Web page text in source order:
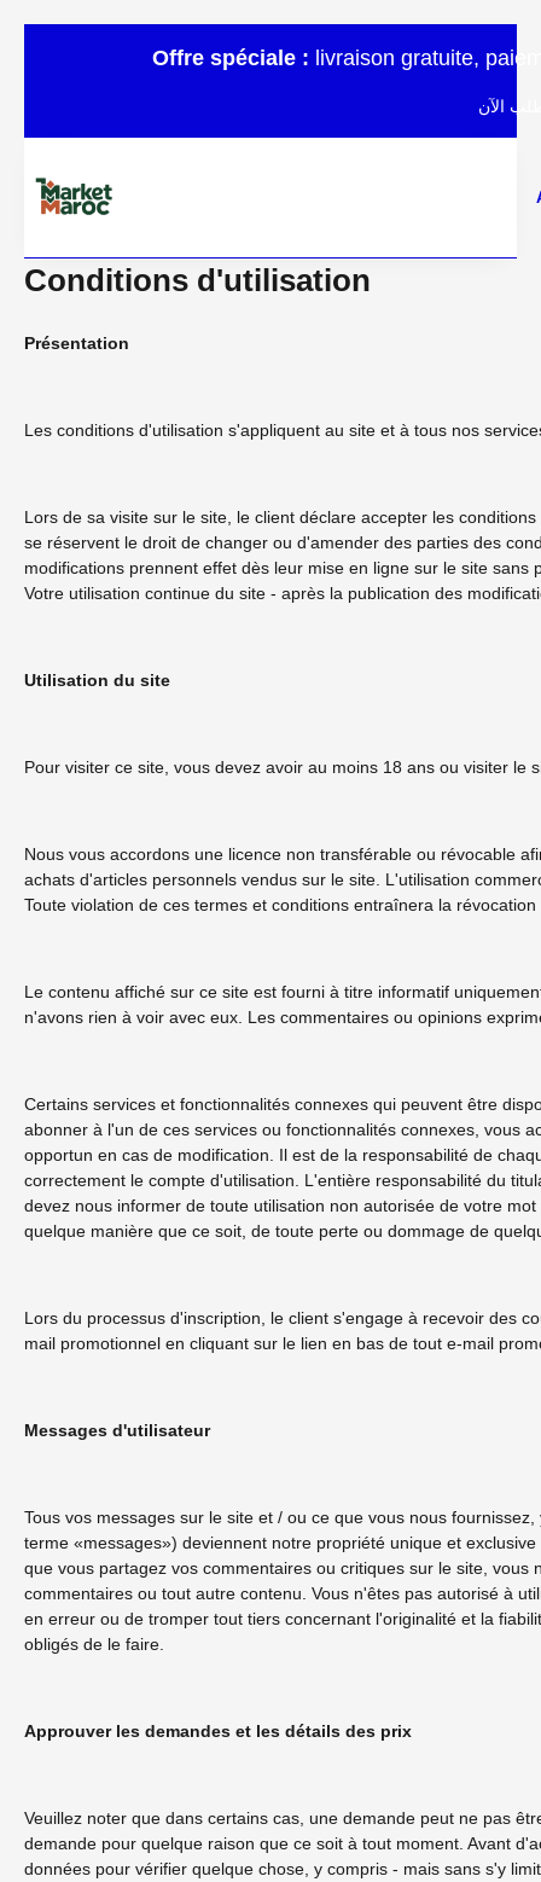
Offre spéciale : livraison gratuite,
الآن
Conditions d'utilisation
Présentation
Les conditions d'utilisation s'appliquent au site et à tous nos
Lors de sa visite sur le site, le client déclare accepter les
se réservent le droit de changer ou d'amender des parties des
modifications prennent effet dès leur mise en ligne sur le site
Votre utilisation continue du site - après la publication des
Utilisation du site
Pour visiter ce site, vous devez avoir au moins 18 ans ou visiter
Nous vous accordons une licence non transférable ou révocable
achats d'articles personnels vendus sur le site. L'utilisation
Toute violation de ces termes et conditions entraînera la
Le contenu affiché sur ce site est fourni à titre informatif
n'avons rien à voir avec eux. Les commentaires ou opinions
Certains services et fonctionnalités connexes qui peuvent être
abonner à l'un de ces services ou fonctionnalités connexes, vous
opportun en cas de modification. Il est de la responsabilité de
correctement le compte d'utilisation. L'entière responsabilité du
devez nous informer de toute utilisation non autorisée de votre
quelque manière que ce soit, de toute perte ou dommage de
Lors du processus d'inscription, le client s'engage à recevoir des
mail promotionnel en cliquant sur le lien en bas de tout e-mail
Messages d'utilisateur
Tous vos messages sur le site et / ou ce que vous nous
terme «messages») deviennent notre propriété unique et
que vous partagez vos commentaires ou critiques sur le site,
commentaires ou tout autre contenu. Vous n'êtes pas autorisé à
en erreur ou de tromper tout tiers concernant l'originalité et la
obligés de le faire.
Approuver les demandes et les détails des prix
Veuillez noter que dans certains cas, une demande peut ne pas
demande pour quelque raison que ce soit à tout moment. Avant
données pour vérifier quelque chose, y compris - mais sans s'y